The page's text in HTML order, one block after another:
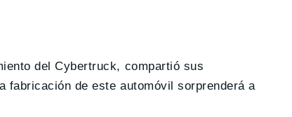
del Cybertruck, compartió sus
fabricación de este automóvil sorprenderá a